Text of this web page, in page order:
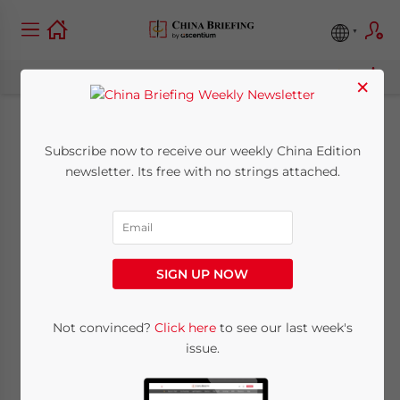
Двусторонняя торговля
Россией является
самым
быстрорастущим
коридором в мире
×
Subscribe now to receive our weekly China Edition
newsletter. Its free with no strings attached.
SIGN UP NOW
Not convinced? Click hereto see our last week's
issue.